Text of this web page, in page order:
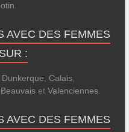
.
AVEC DES FEMMES
:
Dunkerque, Calais,
Beauvaiset Valenciennes.
AVEC DES FEMMES